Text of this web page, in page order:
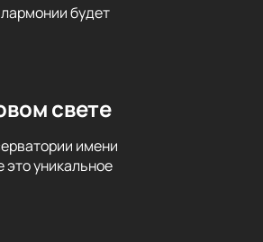
будет
свете
имени
уникальное